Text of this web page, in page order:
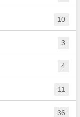
10
3
4
11
36